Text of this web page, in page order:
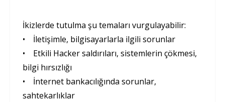
İkizlerde tutulma şu temaları vurgulayabilir:
• İletişimle, bilgisayarlarla ilgili sorunlar
• Etkili Hacker saldırıları, sistemlerin çökmesi,
bilgi hırsızlığı
• İnternet bankacılığında sorunlar,
sahtekarlıklar